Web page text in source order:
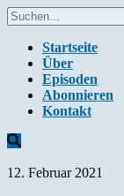
Startseite
Über
Episoden
Abonnieren
Kontakt
12. Februar 2021